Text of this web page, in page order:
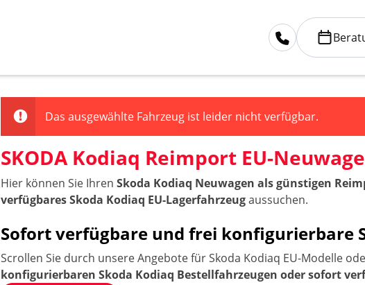
Das ausgewählte Fahrzeug ist leider nicht verfügbar.
SKODA Kodiaq Reimport EU-
Hier können Sie IhrenSkoda Kodiaq Neuwagen als günstigen
verfügbares Skoda Kodiaq EU-Lagerfahrzeugaussuchen.
Sofort verfügbare und frei konfigurierbare
Scrollen Sie durch unsere Angebote für Skoda Kodiaq EU-Modelle
konfigurierbaren Skoda Kodiaq Bestellfahrzeugen oder sofort